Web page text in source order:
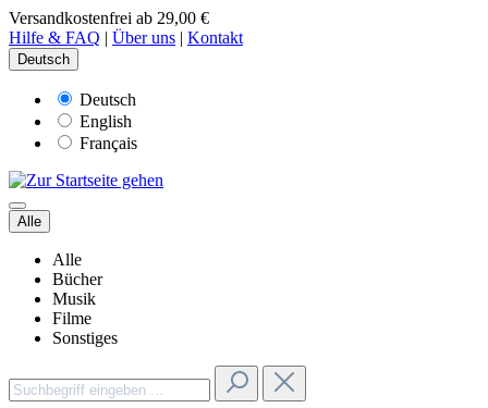
Versandkostenfrei ab 29,00 €
Hilfe & FAQ | Über uns | Kontakt
Deutsch
Deutsch
English
Français
Alle
Alle
Bücher
Musik
Filme
Sonstiges